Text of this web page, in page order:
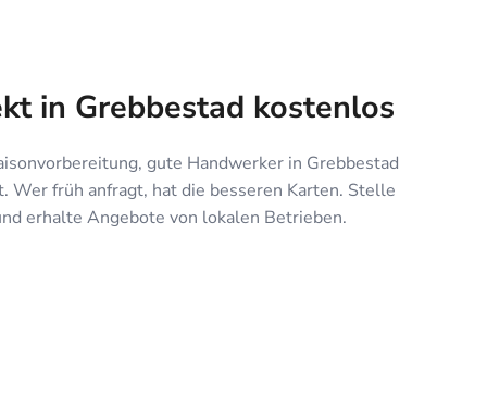
in Grebbestad kostenlos
gute Handwerker in Grebbestad
Wer früh anfragt, hat die besseren Karten. Stelle
erhalte Angebote von lokalen Betrieben.